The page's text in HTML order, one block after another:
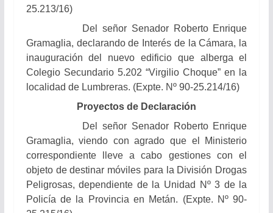
25.213/16)
Del señor Senador Roberto Enrique
Gramaglia, declarando de Interés de la Cámara, la
inauguración del nuevo edificio que alberga el
Colegio Secundario 5.202 “Virgilio Choque” en la
localidad de Lumbreras. (Expte. Nº 90-25.214/16)
Proyectos de Declaración
Del señor Senador Roberto Enrique
Gramaglia, viendo con agrado que el Ministerio
correspondiente lleve a cabo gestiones con el
objeto de destinar móviles para la División Drogas
Peligrosas, dependiente de la Unidad Nº 3 de la
Policía de la Provincia en Metán. (Expte. Nº 90-